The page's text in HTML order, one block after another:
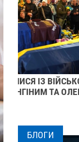
ПІСЛЯ ДВОХ
СУМСЬКЕ
БЛОГИ